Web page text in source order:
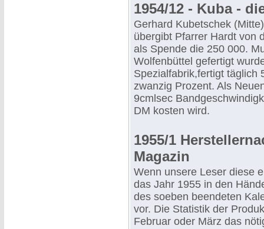
1954/12 - Kuba -
Gerhard Kubetschek
übergibt Pfarrer Hardt von
als Spende die 250 000.
Wolfenbüttel gefertigt
Spezialfabrik,fertigt täglich
zwanzig Prozent. Als
9cmlsec
DM kosten wird.
1955/1
Magazin
Wenn unsere Leser diese
das Jahr 1955 in den
des soeben beendeten
vor. Die Statistik der
Februar oder März das